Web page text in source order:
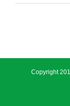
Copyright